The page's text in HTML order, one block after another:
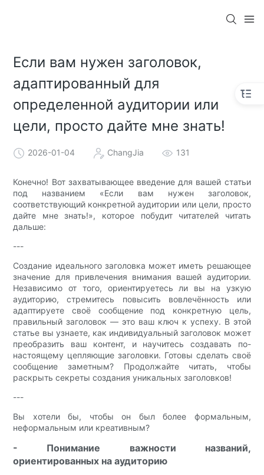
Если вам нужен заголовок,
адаптированный для
определенной аудитории или
цели, просто дайте мне знать!
2026-01-04 ChangJia 131
Конечно! Вот захватывающее введение для вашей статьи
под названием «Если вам нужен заголовок,
соответствующий конкретной аудитории или цели, просто
дайте мне знать!», которое побудит читателей читать
дальше:
---
Создание идеального заголовка может иметь решающее
значение для привлечения внимания вашей аудитории.
Независимо от того, ориентируетесь ли вы на узкую
аудиторию, стремитесь повысить вовлечённость или
адаптируете своё сообщение под конкретную цель,
правильный заголовок — это ваш ключ к успеху. В этой
статье вы узнаете, как индивидуальный заголовок может
преобразить ваш контент, и научитесь создавать по-
настоящему цепляющие заголовки. Готовы сделать своё
сообщение заметным? Продолжайте читать, чтобы
раскрыть секреты создания уникальных заголовков!
---
Вы хотели бы, чтобы он был более формальным,
неформальным или креативным?
- Понимание важности названий,
ориентированных на аудиторию